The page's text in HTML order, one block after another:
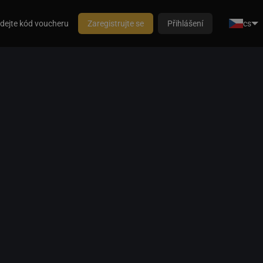
kód voucheru Zaregistrujte se Přihlášení cs